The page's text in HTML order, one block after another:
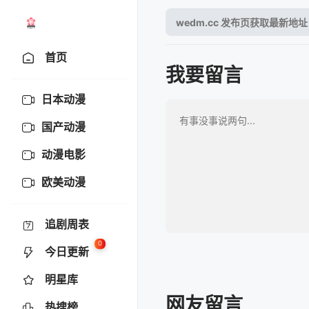
首页
日本动漫
国产动漫
动漫电影
欧美动漫
追剧周表
今日更新
0
明星库
我要留言